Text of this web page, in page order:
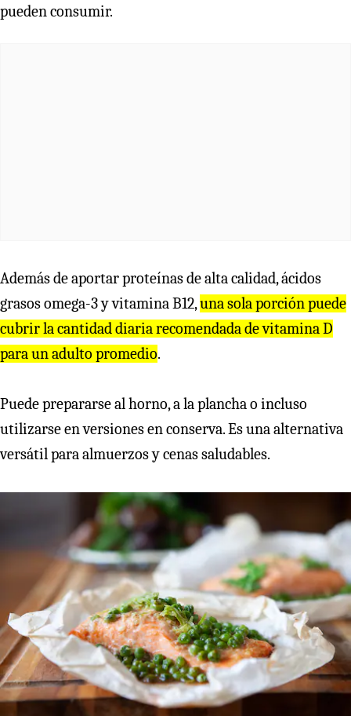
pueden consumir.
Además de aportar proteínas de alta calidad, ácidos
grasos omega-3 y vitamina B12,una sola porción puede
cubrir la cantidad diaria recomendada de vitamina D
para un adulto promedio.
Puede prepararse al horno, a la plancha o incluso
utilizarse en versiones en conserva. Es una alternativa
versátil para almuerzos y cenas saludables.